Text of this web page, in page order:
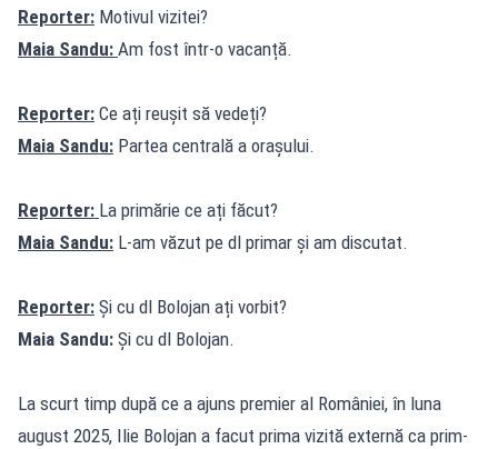
Reporter: Motivul vizitei?
Maia Sandu: Am fost într-o vacanță.
Reporter: Ce ați reușit să vedeți?
Maia Sandu: Partea centrală a orașului.
Reporter: La primărie ce ați făcut?
Maia Sandu: L-am văzut pe dl primar și am discutat.
Reporter: Și cu dl Bolojan ați vorbit?
Maia Sandu: Și cu dl Bolojan.
La scurt timp după ce a ajuns premier al României, în luna
august 2025, Ilie Bolojan a facut prima vizită externă ca prim-